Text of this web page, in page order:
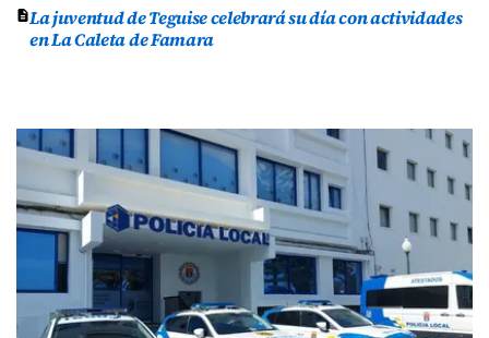
La juventud de Teguise celebrará su día con actividades
en La Caleta de Famara